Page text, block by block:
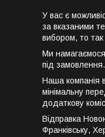
У вас є
за вказаними
вибором, то
Ми
під
Наша компанія
мінімальну
додаткову
Відправка
Франківську,